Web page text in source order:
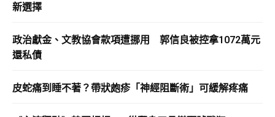
新選擇
政治獻金、文教協會款項遭挪用 郭信良被控拿1072萬元
還私債
皮蛇痛到睡不著？帶狀皰疹「神經阻斷術」可緩解疼痛